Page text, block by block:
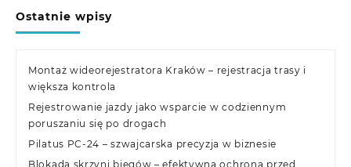
Ostatnie wpisy
Montaż wideorejestratora Kraków – rejestracja trasy i
większa kontrola
Rejestrowanie jazdy jako wsparcie w codziennym
poruszaniu się po drogach
Pilatus PC-24 – szwajcarska precyzja w biznesie
Blokada skrzyni biegów – efektywna ochrona przed